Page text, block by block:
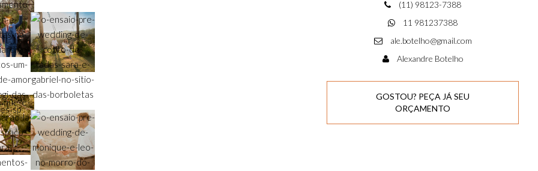
(11) 98123-7388
11 981237388
ale.botelho@gmail.com
Alexandre Botelho
GOSTOU? PEÇA JÁ SEU
ORÇAMENTO